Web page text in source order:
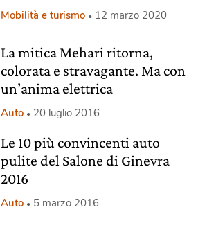
Mobilità e turismo 12 marzo 2020
La mitica Mehari ritorna,
colorata e stravagante. Ma con
un’anima elettrica
Auto 20 luglio 2016
Le 10 più convincenti auto
pulite del Salone di Ginevra
2016
Auto 5 marzo 2016